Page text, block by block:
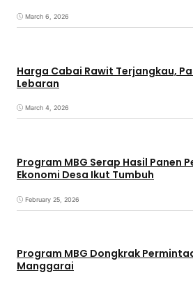
March 6, 2026
Harga Cabai Rawit Terjangkau,
Lebaran
March 4, 2026
Program MBG Serap Hasil Panen
Ekonomi Desa Ikut Tumbuh
February 25, 2026
Program MBG Dongkrak
Manggarai